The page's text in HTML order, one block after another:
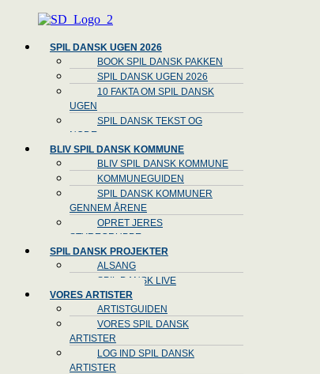
Menu
SPIL DANSK UGEN 2026
BOOK SPIL DANSK PAKKEN
SPIL DANSK UGEN 2026
10 FAKTA OM SPIL DANSK
UGEN
SPIL DANSK TEKST OG
NODE
BLIV SPIL DANSK KOMMUNE
BLIV SPIL DANSK KOMMUNE
KOMMUNEGUIDEN
SPIL DANSK KOMMUNER
GENNEM ÅRENE
OPRET JERES
STYREGRUPPE
SPIL DANSK PROJEKTER
ALSANG
SPIL DANSK LIVE
VORES ARTISTER
ARTISTGUIDEN
VORES SPIL DANSK
ARTISTER
LOG IND SPIL DANSK
ARTISTER